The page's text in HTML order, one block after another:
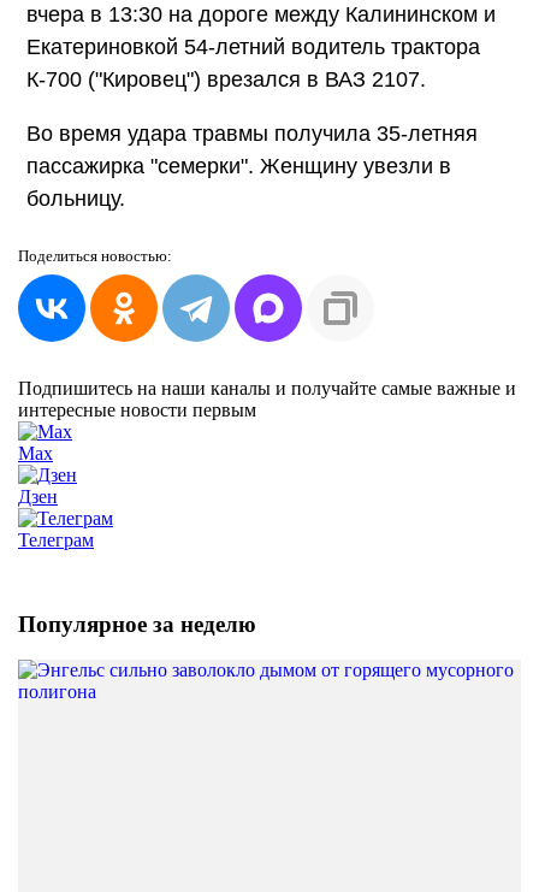
вчера в 13:30 на дороге между Калининском и
Екатериновкой 54-летний водитель трактора
К-700 ("Кировец") врезался в ВАЗ 2107.
Во время удара травмы получила 35-летняя
пассажирка "семерки". Женщину увезли в
больницу.
Поделиться новостью:
Подпишитесь на наши каналы и получайте самые важные и
интересные новости первым
Max
Дзен
Телеграм
Популярное за неделю